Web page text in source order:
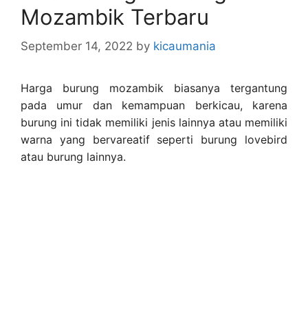
Mozambik Terbaru
September 14, 2022 by kicaumania
Harga burung mozambik biasanya tergantung
pada umur dan kemampuan berkicau, karena
burung ini tidak memiliki jenis lainnya atau memiliki
warna yang bervareatif seperti burung lovebird
atau burung lainnya.